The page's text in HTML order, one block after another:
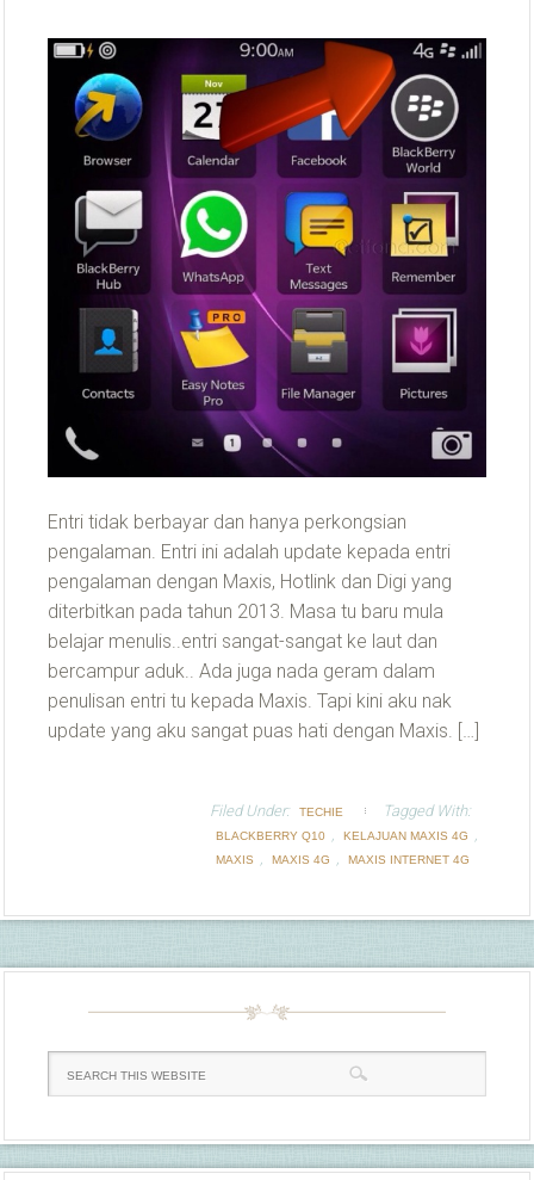
Entri tidak berbayar dan hanya perkongsian
pengalaman. Entri ini adalah update kepada entri
pengalaman dengan Maxis, Hotlink dan Digi yang
diterbitkan pada tahun 2013. Masa tu baru mula
belajar menulis..entri sangat-sangat ke laut dan
bercampur aduk.. Ada juga nada geram dalam
penulisan entri tu kepada Maxis. Tapi kini aku nak
update yang aku sangat puas hati dengan Maxis. […]
Filed Under: TECHIE Tagged With:
BLACKBERRY Q10 , KELAJUAN MAXIS 4G ,
MAXIS , MAXIS 4G , MAXIS INTERNET 4G